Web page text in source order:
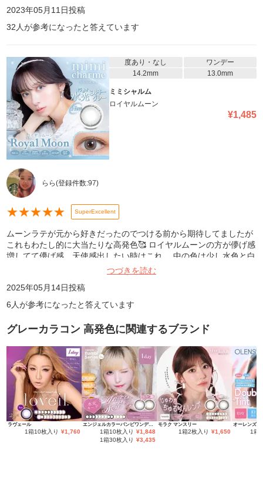
う、という大きな難点がありました。ですが、このレンズには、ハ
イライトが2つ入っているので、位置の変化も全体的な違和感もほ
とんど感じませんでした！ 水光レンズが好きだけど、ハイライト
りと、着用時の使用感の悪さが少し気になってしまいました。コン
タクトレンズの装着液を付けて使用してみると、だいぶ違和感を減
らすことが出来たので、そういったツールと併せて使うと、心地よ
く使用出来そうです！ それらを差し引いても、他にはない素敵なレ
ンズデザインなので、リピートしたいと思いました！個人の感想で
すので、ご参考までに。※写真の画質が悪く、分かりづらくすみま
せん(_ _)
2023年05月11日投稿
32 人が参考になったと答えています
度あり・なし
ワンデー
14.2mm
13.0mm
ミミシャルム
ロイヤルムーン
¥1,485
らら(登録件数:97)
★★★★★ SuperExcellent
ムーンラテが元から好きだったのでつける前から期待してましたが
これもわたし的に大当たりな高発色🥰 ロイヤルムーンの方が儚げ感
増してて儚げ感、天使感出したい時はこれ。 中の色は少し水色と白
が混じったような感じの色 この大きさは初心者さんも使いやすいと
つづきを読む
2025年05月14日投稿
6 人が参考になったと答えています
グレーカラコン 高発色に関連するブランド
ラヴェール
1箱10枚入り ¥1,760
エンジェルカラーバンビワンデーNEW
1箱10枚入り ¥1,848
1箱30枚入り ¥3,435
モラク マンスリー
1箱2枚入り ¥1,650 1箱